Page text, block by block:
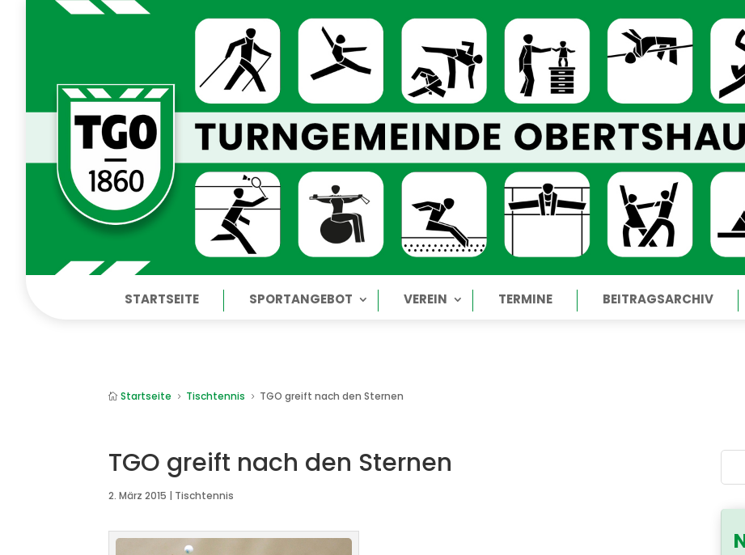
STARTSEITE SPORTANGEBOT VEREIN TERMINE BEITRAGSARCHIV
 Startseite 5 Tischtennis 5 TGO greift nach den Sternen
TGO greift nach den Sternen
2. März 2015 | Tischtennis